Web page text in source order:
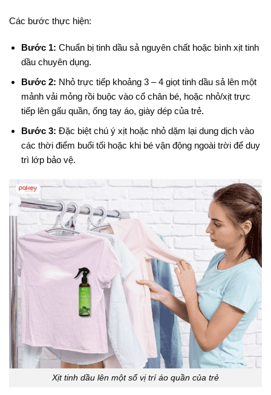
Các bước thực hiện:
Bước 1: Chuẩn bị tinh dầu sả nguyên chất hoặc bình xịt tinh
dầu chuyên dụng.
Bước 2: Nhỏ trực tiếp khoảng 3 – 4 giọttinh dầu sả lên một
mảnh vải mỏng rồi buộc vào cổ chân bé, hoặc nhỏ/xịt trực
tiếp lên gấu quần, ống tay áo, giày dép của trẻ.
Bước 3: Đặc biệt chú ý xịt hoặc nhỏ dặm lại dung dịch vào
các thời điểm buổi tối hoặc khi bé vận động ngoài trời để duy
trì lớp bảo vệ.
Xịt tinh dầu lên một số vị trí áo quần của trẻ